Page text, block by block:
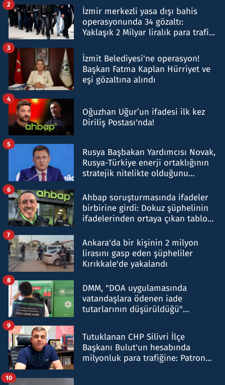
İzmir merkezli yasa dışı bahis
operasyonunda 34 gözaltı:
Yaklaşık 2 Milyar liralık para trafiği
2
İzmit Belediyesi'ne operasyon!
Başkan Fatma Kaplan Hürriyet ve
eşi gözaltına alındı
3
Oğuzhan Uğur’un ifadesi ilk kez
Diriliş Postası'nda!
4
Rusya Başbakan Yardımcısı Novak,
Rusya-Türkiye enerji ortaklığının
stratejik nitelikte olduğunu
5
Ahbap soruşturmasında ifadeler
birbirine girdi: Dokuz şüphelinin
ifadelerinden ortaya çıkan tablo
6
Ankara'da bir kişinin 2 milyon
lirasını gasp eden şüpheliler
Kırıkkale'de yakalandı
7
DMM, "DOA uygulamasında
vatandaşlara ödenen iade
tutarlarının düşürüldüğü"
8
Tutuklanan CHP Silivri İlçe
Başkanı Bulut'un hesabında
milyonluk para trafiğine: Patron
9
10